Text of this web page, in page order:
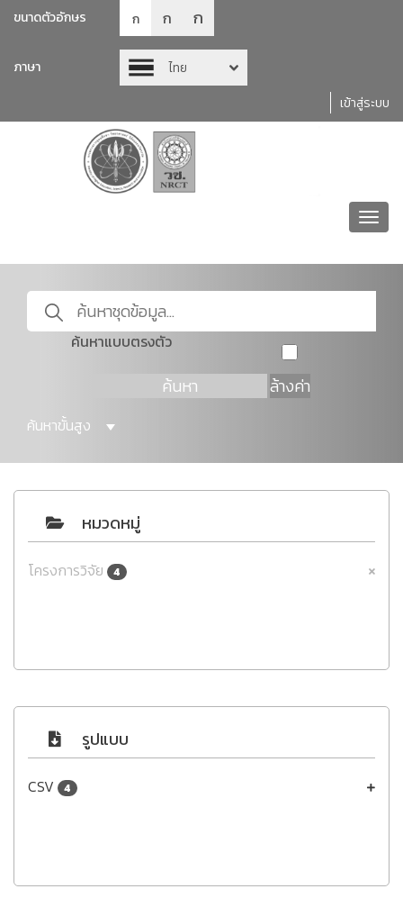
ขนาดตัวอักษร ก ก ก
ภาษา
ไทย
เข้าสู่ระบบ
ค้นหาแบบตรงตัว
ค้นหา ล้างค่า
ค้นหาขั้นสูง
หมวดหมู่
โครงการวิจัย 4
รูปแบบ
CSV 4